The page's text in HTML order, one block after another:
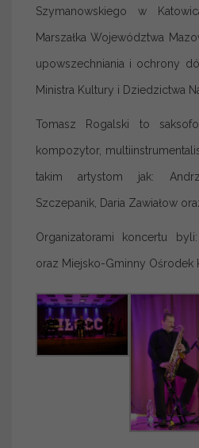
Szymanowskiego w
Marszałka Województwa
upowszechniania i ochrony
Ministra Kultury i Dziedzictwa
Tomasz Rogalski to
kompozytor,
takim artystom jak:
Szczepanik, Daria Zawiałow
Organizatorami koncertu
oraz Miejsko-Gminny Ośrodek